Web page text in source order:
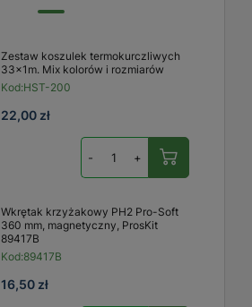
Zestaw koszulek termokurczliwych
33x1m. Mix kolorów i rozmiarów
Kod:HST-200
22,00 zł
- +
Wkrętak krzyżakowy PH2 Pro-Soft
360 mm, magnetyczny, ProsKit
89417B
Kod:89417B
16,50 zł